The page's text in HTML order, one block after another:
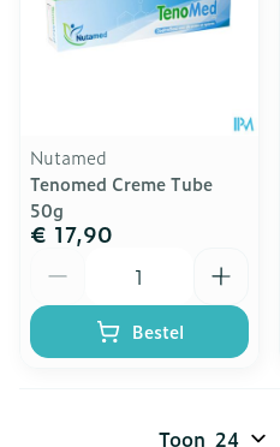
Nutamed
Tenomed Creme Tube
50g
€ 17,90
Bestel
Toon